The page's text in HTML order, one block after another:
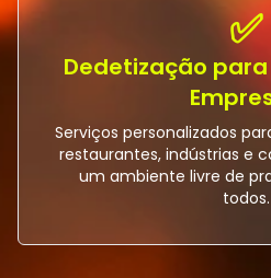
✅
Dedetização
Serviços personalizados
restaurantes, indústrias e
um ambiente livre de
todos.